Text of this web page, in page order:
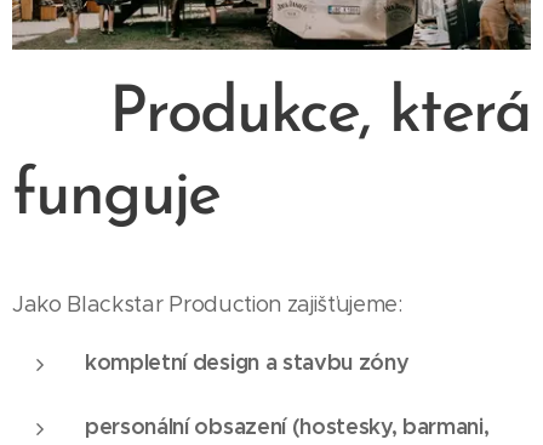
🎪 Produkce, která
funguje
Jako Blackstar Production zajišťujeme:
kompletní design a stavbu zóny
personální obsazení (hostesky, barmani,